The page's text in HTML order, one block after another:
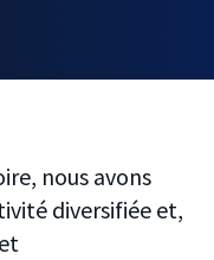
nous avons
diversifiée et,